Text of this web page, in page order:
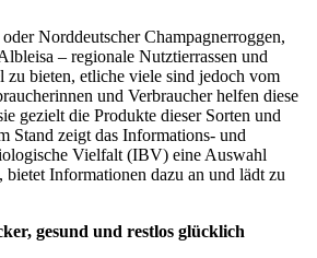
Norddeutscher Champagnerroggen,
– regionale Nutztierrassen und
zu bieten, etliche viele sind jedoch vom
und Verbraucher helfen diese
gezielt die Produkte dieser Sorten und
Stand zeigt das Informations- und
Vielfalt (IBV) eine Auswahl
Informationen dazu an und lädt zu
gesund und restlos glücklich